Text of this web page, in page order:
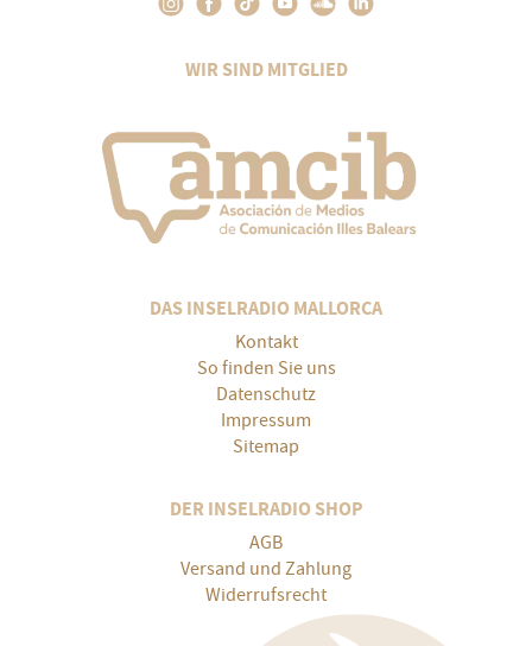
WIR SIND MITGLIED
DAS INSELRADIO MALLORCA
Kontakt
So finden Sie uns
Datenschutz
Impressum
Sitemap
DER INSELRADIO SHOP
AGB
Versand und Zahlung
Widerrufsrecht